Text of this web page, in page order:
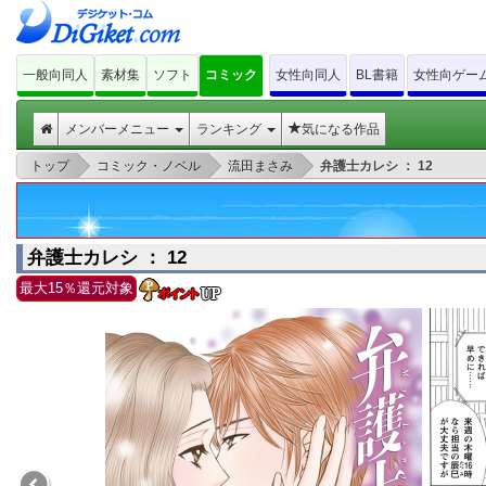
一般向同人 素材集 ソフト コミック 女性向同人 BL書籍 女性向ゲー
メンバーメニュー ランキング 気になる作品
トップ > コミック・ノベル > 流田まさみ > 弁護士カレシ ： 12
弁護士カレシ ： 12
最大15％還元対象